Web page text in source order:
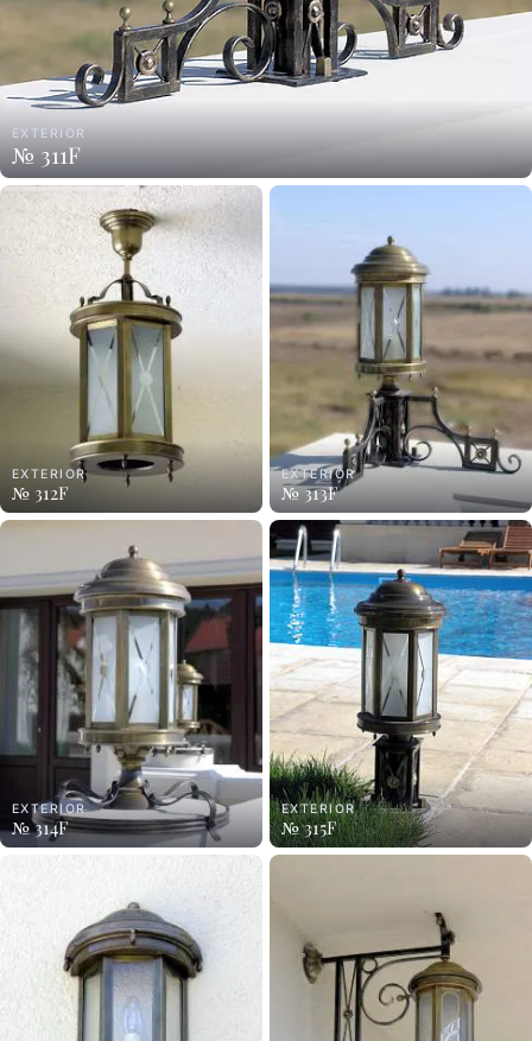
EXTERIOR
№ 311F
EXTERIOR
№ 312F
EXTERIOR
№ 313F
EXTERIOR
№ 314F
EXTERIOR
№ 315F